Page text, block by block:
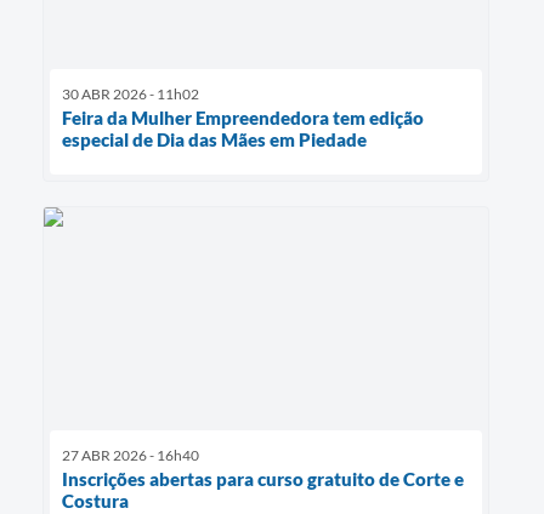
30 ABR 2026 - 11h02
Feira da Mulher Empreendedora tem edição
especial de Dia das Mães em Piedade
27 ABR 2026 - 16h40
Inscrições abertas para curso gratuito de Corte e
Costura